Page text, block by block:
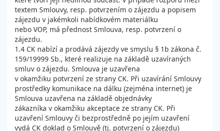
textem Smlouvy, resp. potvrzením o zájezdu a popisem
zájezdu v jakémkoli nabídkovém materiálku
nebo VOP, má přednost Smlouva, resp. potvrzení o
zájezdu.
1.4 CK nabízí a prodává zájezdy ve smyslu § 1b zákona č.
159/19999 Sb., které realizuje na základě uzavíraných
smluv o zájezdu. Smlouva je uzavřena
v okamžiku potvrzení ze strany CK. Při uzavírání Smlouvy
prostředky komunikace na dálku (zejména internet) je
Smlouva uzavřena na základě objednávky
zákazníka v okamžiku akceptace ze strany CK. Při
uzavření Smlouvy či bezprostředně po jejím uzavření
vydá CK doklad o Smlouvě (tj. potvrzení o zájezdu)